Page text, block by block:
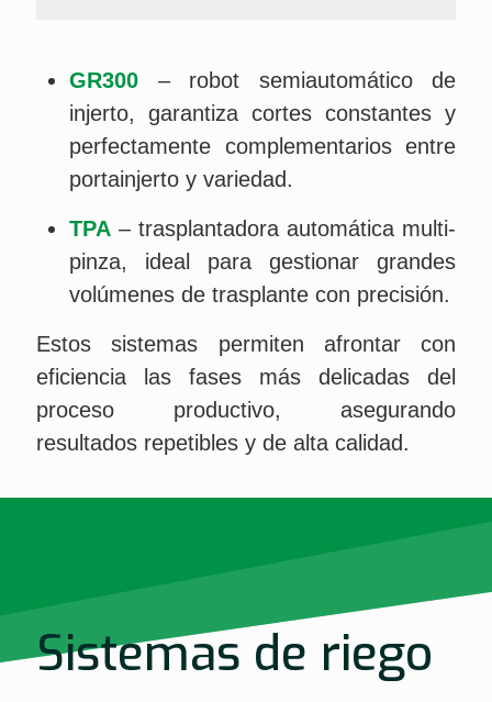
GR300 – robot semiautomático de
injerto, garantiza cortes constantes y
perfectamente complementarios entre
portainjerto y variedad.
TPA – trasplantadora automática multi-
pinza, ideal para gestionar grandes
volúmenes de trasplante con precisión.
Estos sistemas permiten afrontar con
eficiencia las fases más delicadas del
proceso productivo, asegurando
resultados repetibles y de alta calidad.
Sistemas de riego